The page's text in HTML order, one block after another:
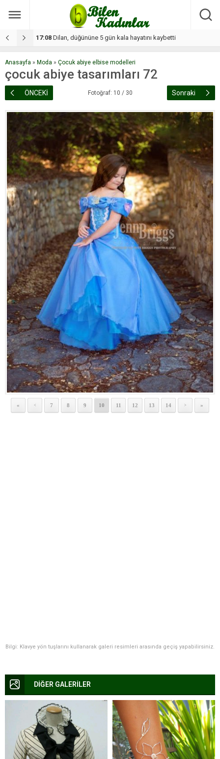
17:08 Dilan, düğününe 5 gün kala hayatını kaybetti
Anasayfa » Moda » Çocuk abiye elbise modelleri
çocuk abiye tasarımları 72
ÖNCEKİ Fotoğraf: 10 / 30 Sonraki
« < 7 8 9 10 11 12 13 14 > »
Bilgi: Klavye yön tuşlarını kullanarak galeri resimleri arasında geçiş yapabilirsiniz.
DİĞER GALERİLER